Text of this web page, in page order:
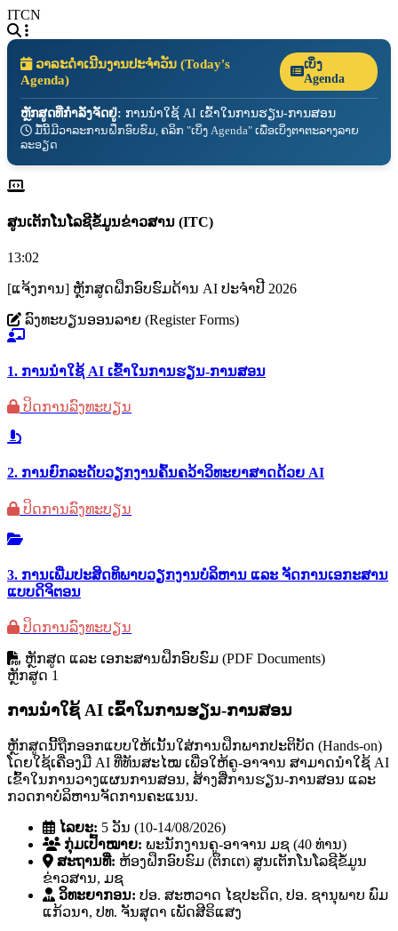
ITCN
ວາລະດຳເນີນງານປະຈຳວັນ (Today's
Agenda)
ເບິ່ງ
Agenda
ຫຼັກສູດທີ່ກຳລັງຈັດຢູ່: ການນຳໃຊ້ AI ເຂົ້າໃນການຮຽນ-ການສອນ
ມື້ນີ້ມີວາລະການຝຶກອົບຮົມ, ຄລິກ "ເບິ່ງ Agenda" ເພື່ອເບິ່ງຕາຕະລາງລາຍ
ລະອຽດ
ສູນເຕັກໂນໂລຊີຂໍ້ມູນຂ່າວສານ (ITC)
13:02
[ແຈ້ງການ] ຫຼັກສູດຝຶກອົບຮົມດ້ານ AI ປະຈຳປີ 2026
ລົງທະບຽນອອນລາຍ (Register Forms)
1. ການນຳໃຊ້ AI ເຂົ້າໃນການຮຽນ-ການສອນ
ປິດການລົງທະບຽນ
2. ການຍົກລະດັບວຽກງານຄົ້ນຄວ້າວິທະຍາສາດດ້ວຍ AI
ປິດການລົງທະບຽນ
3. ການເພີ່ມປະສິດທິພາບວຽກງານບໍລິຫານ ແລະ ຈັດການເອກະສານ
ແບບດິຈິຕອນ
ປິດການລົງທະບຽນ
ຫຼັກສູດ ແລະ ເອກະສານຝຶກອົບຮົມ (PDF Documents)
ຫຼັກສູດ 1
ການນໍາໃຊ້ AI ເຂົ້າໃນການຮຽນ-ການສອນ
ຫຼັກສູດນີ້ຖືກອອກແບບໃຫ້ເນັ້ນໃສ່ການຝຶກພາກປະຕິບັດ (Hands-on)
ໂດຍໃຊ້ເຄື່ອງມື AI ທີ່ທັນສະໄໝ ເພື່ອໃຫ້ຄູ-ອາຈານ ສາມາດນໍາໃຊ້ AI
ເຂົ້າໃນການວາງແຜນການສອນ, ສ້າງສື່ການຮຽນ-ການສອນ ແລະ
ກວດກາບໍລິຫານຈັດການຄະແນນ.
ໄລຍະ: 5 ວັນ (10-14/08/2026)
ກຸ່ມເປົ້າໝາຍ: ພະນັກງານຄູ-ອາຈານ ມຊ (40 ທ່ານ)
ສະຖານທີ່: ຫ້ອງຝຶກອົບຮົມ (ຕຶກເຕ) ສູນເຕັກໂນໂລຊີຂໍ້ມູນ
ຂ່າວສານ, ມຊ
ວິທະຍາກອນ: ປອ. ສະຫວາດ ໄຊປະດິດ, ປອ. ຊານຸພາບ ພົມ
ແກ້ວນາ, ປທ. ຈັນສຸດາ ເພັດສີຣິແສງ